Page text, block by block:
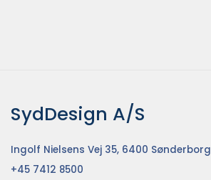
SydDesign A/S
Ingolf Nielsens Vej 35, 6400 Sønderborg
+45 7412 8500